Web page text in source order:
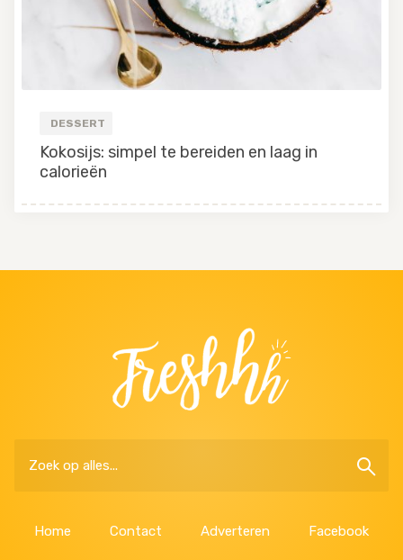
DESSERT
Kokosijs: simpel te bereiden en laag in
calorieën
Home Contact Adverteren Facebook